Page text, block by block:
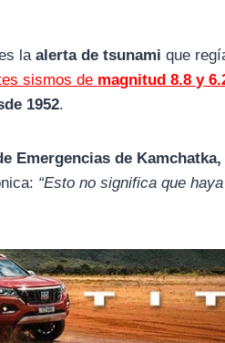
laalerta de tsunami que
sismos de magnitud 8.8 y
1952.
Emergencias de
“Esto no significa que